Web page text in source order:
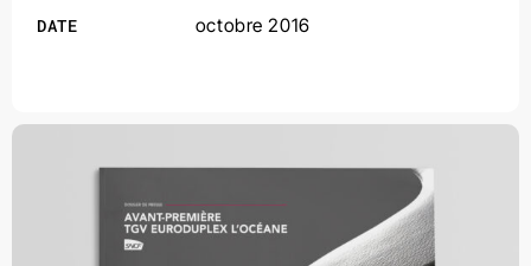
DATE octobre 2016